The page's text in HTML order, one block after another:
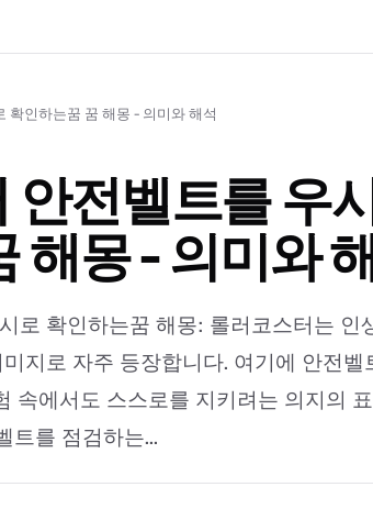
확인하는꿈 꿈 해몽 - 의미와 해석
안전벨트를 우
해몽 - 의미와
로 확인하는꿈 해몽: 롤러코스터는 인
지로 자주 등장합니다. 여기에 안전벨
속에서도 스스로를 지키려는 의지의
트를 점검하는...